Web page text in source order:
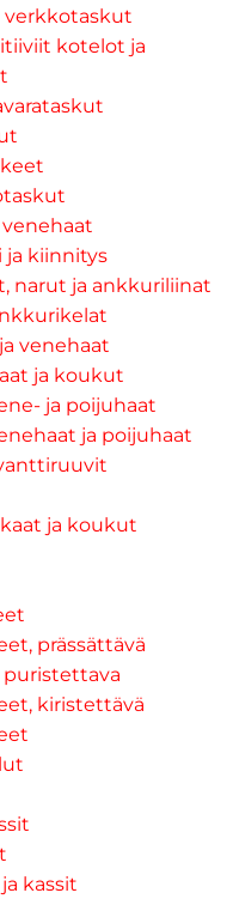
verkkotaskut
kotelot ja
kiinnitys
narut ja ankkuriliinat
venehaat
ja koukut
ja poijuhaat
ja poijuhaat
ja koukut
prässättävä
puristettava
kiristettävä
kassit